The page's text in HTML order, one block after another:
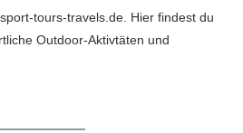
tours-travels.de. Hier findest du
Outdoor-Aktivtäten und